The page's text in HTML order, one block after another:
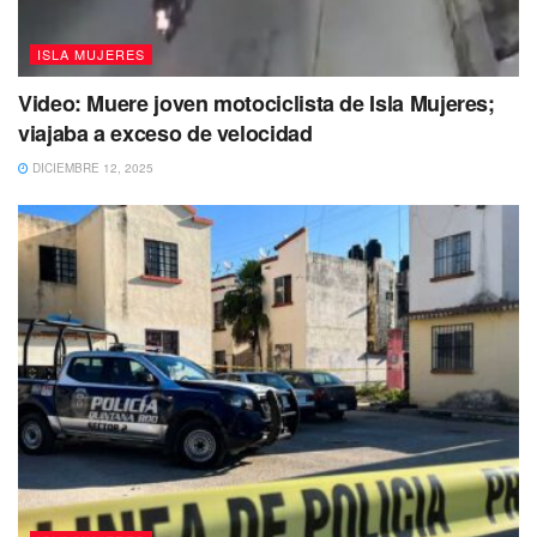
Se espera una temperatura máxima de 28°, mínima de 25°,
sensación térmica de 33° e índice UV 9, muy alto.
De acuerdo a la sinopsis del Servicio Meteorológico
Nacional (SMN), la afluencia de aire marítimo,
principalmente del mar Caribe, hacia la región peninsular,
ocasionará temperaturas templadas a cálidas por la noche
y madrugada y calurosas a bochornosas durante el día,
ISLA MUJERES
Video: Muere joven motociclista de Isla Mujeres;
viajaba a exceso de velocidad
DICIEMBRE 12, 2025